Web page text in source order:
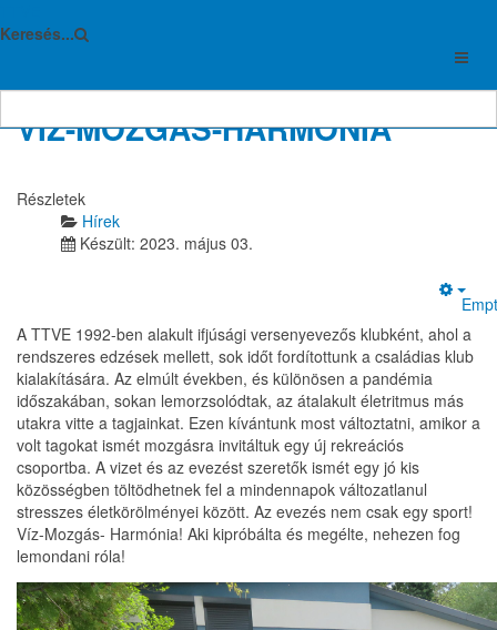
Keresés...
Hírek
VÍZ-MOZGÁS-HARMÓNIA
Részletek
Hírek
Készült: 2023. május 03.
A TTVE 1992-ben alakult ifjúsági versenyevezős klubként, ahol a
rendszeres edzések mellett, sok időt fordítottunk a családias klub
kialakítására. Az elmúlt években, és különösen a pandémia
időszakában, sokan lemorzsolódtak, az átalakult életritmus más
utakra vitte a tagjainkat. Ezen kívántunk most változtatni, amikor a
volt tagokat ismét mozgásra invitáltuk egy új rekreációs
csoportba. A vizet és az evezést szeretők ismét egy jó kis
közösségben töltödhetnek fel a mindennapok változatlanul
stresszes életkörölményei között. Az evezés nem csak egy sport!
Víz-Mozgás- Harmónia! Aki kipróbálta és megélte, nehezen fog
lemondani róla!